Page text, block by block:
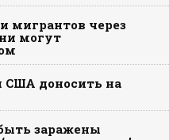
мигрантов через
могут
США доносить на
заражены